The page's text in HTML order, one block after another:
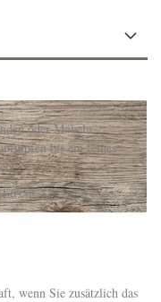
oder Möbeln.
bis ein feines
6 cm
wenn Sie zusätzlich das